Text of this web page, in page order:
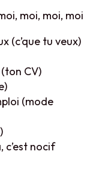
moi, moi, moi
(c’que tu veux)
(ton CV)
(mode
c’est nocif